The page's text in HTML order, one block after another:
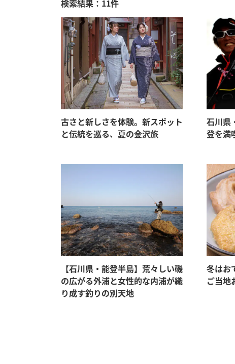
検索結果：11件
古さと新しさを体験。新スポット
と伝統を巡る、夏の金沢旅
石川県
登を満
【石川県・能登半島】荒々しい磯
の広がる外浦と女性的な内浦が織
り成す釣りの別天地
冬はお
ご当地